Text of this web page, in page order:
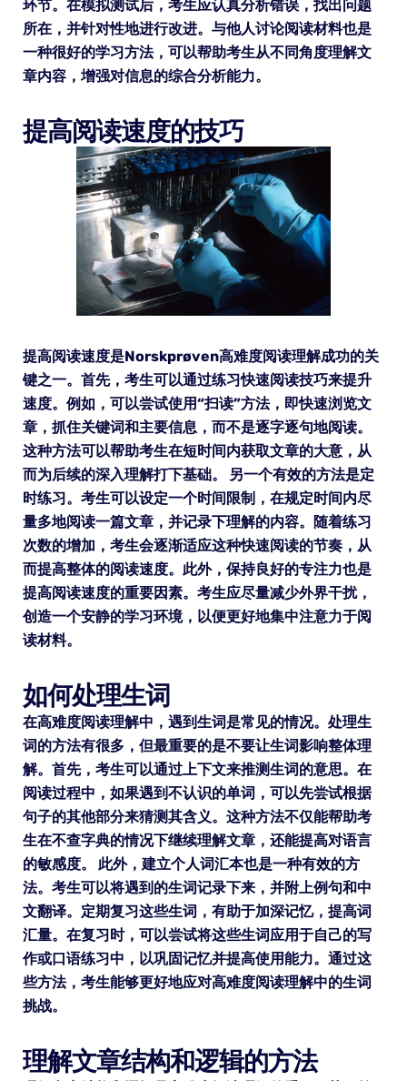
环节。在模拟测试后，考生应认真分析错误，找出问题
所在，并针对性地进行改进。与他人讨论阅读材料也是
一种很好的学习方法，可以帮助考生从不同角度理解文
章内容，增强对信息的综合分析能力。
提高阅读速度的技巧
提高阅读速度是Norskprøven高难度阅读理解成功的关
键之一。首先，考生可以通过练习快速阅读技巧来提升
速度。例如，可以尝试使用“扫读”方法，即快速浏览文
章，抓住关键词和主要信息，而不是逐字逐句地阅读。
这种方法可以帮助考生在短时间内获取文章的大意，从
而为后续的深入理解打下基础。 另一个有效的方法是定
时练习。考生可以设定一个时间限制，在规定时间内尽
量多地阅读一篇文章，并记录下理解的内容。随着练习
次数的增加，考生会逐渐适应这种快速阅读的节奏，从
而提高整体的阅读速度。此外，保持良好的专注力也是
提高阅读速度的重要因素。考生应尽量减少外界干扰，
创造一个安静的学习环境，以便更好地集中注意力于阅
读材料。
如何处理生词
在高难度阅读理解中，遇到生词是常见的情况。处理生
词的方法有很多，但最重要的是不要让生词影响整体理
解。首先，考生可以通过上下文来推测生词的意思。在
阅读过程中，如果遇到不认识的单词，可以先尝试根据
句子的其他部分来猜测其含义。这种方法不仅能帮助考
生在不查字典的情况下继续理解文章，还能提高对语言
的敏感度。 此外，建立个人词汇本也是一种有效的方
法。考生可以将遇到的生词记录下来，并附上例句和中
文翻译。定期复习这些生词，有助于加深记忆，提高词
汇量。在复习时，可以尝试将这些生词应用于自己的写
作或口语练习中，以巩固记忆并提高使用能力。通过这
些方法，考生能够更好地应对高难度阅读理解中的生词
挑战。
理解文章结构和逻辑的方法